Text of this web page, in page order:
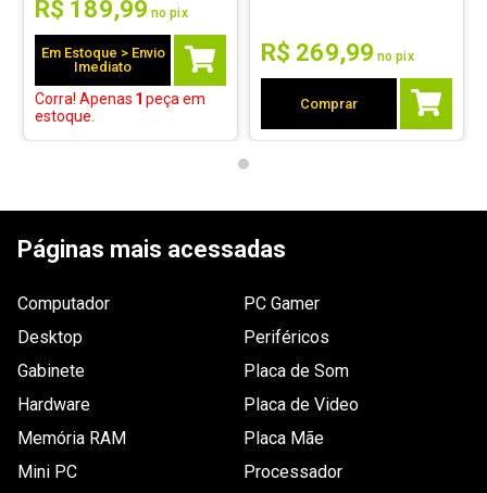
R$ 189,99 no pix
Em Estoque > Envio
Imediato
Corra! Apenas 1 peça em
estoque.
R$ 269,99 no pix
Comprar
Páginas mais acessadas
Computador
Desktop
Gabinete
Hardware
Memória RAM
Mini PC
PC Gamer
Periféricos
Placa de Som
Placa de Video
Placa Mãe
Processador